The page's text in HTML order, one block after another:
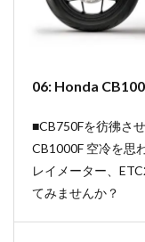
06: Honda
■CB750Fを彷彿さ
CB1000F 空冷を思
レイメーター、
てみませんか？